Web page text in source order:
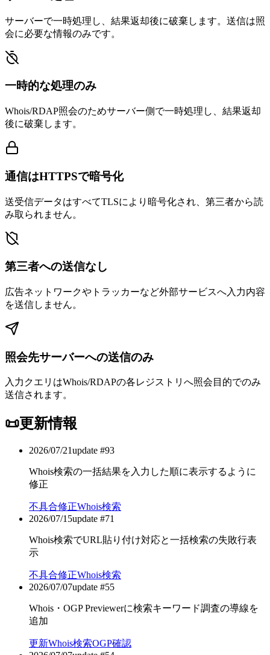
サーバーで一時処理し、結果返却後に破棄します。送信は照
会に必要な情報のみです。
一時的な処理のみ
Whois/RDAP照会のためサーバー側で一時処理し、結果返却
後に破棄します。
通信はHTTPSで暗号化
送受信データはすべてTLSにより暗号化され、第三者から読
み取られません。
第三者への送信なし
広告ネットワークやトラッカーなど外部サービスへ入力内容
を送信しません。
照会先サーバーへの送信のみ
入力クエリはWhois/RDAPの各レジストリへ照会目的でのみ
送信されます。
📜更新情報
2026/07/21update #93
Whois検索の一括結果を入力した順に表示するように
修正
不具合修正Whois検索
2026/07/15update #71
Whois検索でURL貼り付け対応と一括検索の失敗行表
示
不具合修正Whois検索
2026/07/07update #55
Whois・OGP Previewerに検索キーワード調査の導線を
追加
更新Whois検索OGP確認